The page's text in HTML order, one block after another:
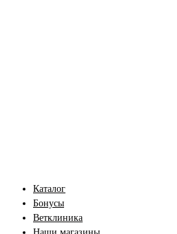
Каталог
Бонусы
Ветклиника